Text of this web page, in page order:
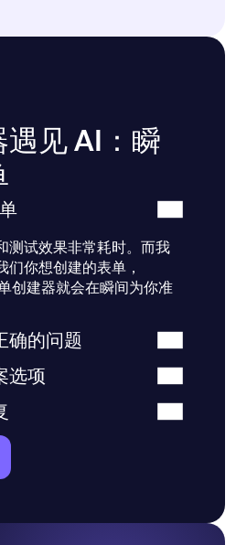
遇见 AI：瞬
测试效果非常耗时。而我
你想创建的表单，
创建器就会在瞬间为你准
确的问题
选项